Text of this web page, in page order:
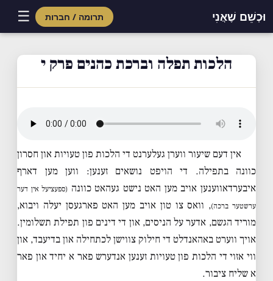
וּכְשֵׁם שֶׁאֲנִי תרומה / חברות ☰
הלכות תפלה וברכת כהנים פרק י
אין דעם שיעור ווערן געלערנט די הלכות פון טעויות און חסרון
כוונה בתפילה. די הויפט נושאים זענען: ווען מען דארף
איבערדאווענען אויב מען האט נישט געהאט כוונה (ספעציעל אין דער
ערשטער ברכה), וואס צו טון אויב מען האט פארגעסן יעלה ויבוא,
מוריד הגשם, אדער על הניסים, און די דינים פון תפילת תשלומין.
אויך ווערט באהאנדלט די חילוק צווישן לכתחילה און בדיעבד, און
ווי אזוי די הלכות פון טעויות זענען אנדערש פאר א יחיד און פאר
א שליח ציבור.